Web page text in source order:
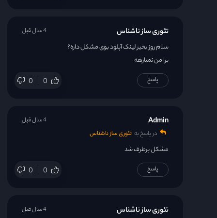
تئوری ساز ناشناس
سلام روز بخیر لینک آپلود بوی مشکل داره؟
برا من نمیارهه
0 0
4 سال قبل
پاسخ
Admin
در پاسخ به تئوری ساز ناشناس
مشکل برطرف شد
0 0
4 سال قبل
پاسخ
تئوری ساز ناشناس 4 سال قبل